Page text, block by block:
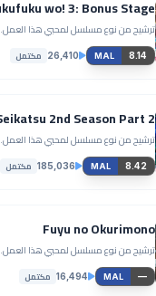
ترشيح من نوع مسلسل لمحبي هذا العمل.
MAL 8.14
26,410 مكتمل
ترشيح من نوع مسلسل لمحبي هذا العمل.
MAL 8.42
185,036 مكتمل
Fuyu no Okurimono
ترشيح من نوع مسلسل لمحبي هذا العمل.
MAL —
16,494 مكتمل